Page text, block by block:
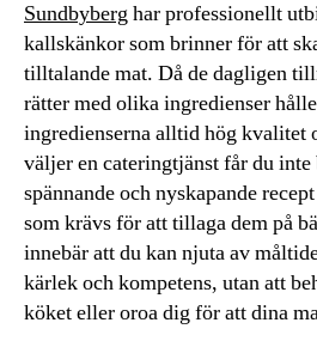
Sundbyberghar professionellt
kallskänkor som brinner för att
tilltalande mat. Då de dagligen
rätter med olika ingredienser
ingredienserna alltid hög kvalitet
väljer en cateringtjänst får du
spännande och nyskapande
som krävs för att tillaga dem på
innebär att du kan njuta av
kärlek och kompetens, utan att
köket eller oroa dig för att dina